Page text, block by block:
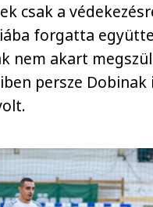
csak a
forgatta
nem akart
persze Dobinak